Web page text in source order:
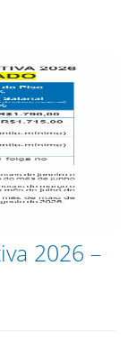
2026 –